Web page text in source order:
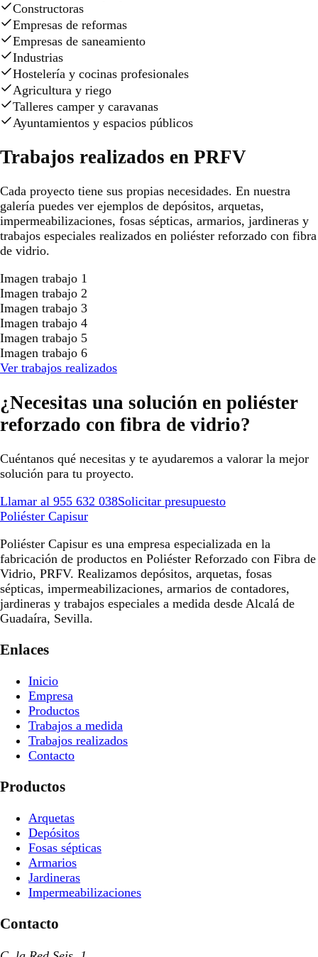
Constructoras
Empresas de reformas
Empresas de saneamiento
Industrias
Hostelería y cocinas profesionales
Agricultura y riego
Talleres camper y caravanas
Ayuntamientos y espacios públicos
Trabajos realizados en PRFV
Cada proyecto tiene sus propias necesidades. En nuestra
galería puedes ver ejemplos de depósitos, arquetas,
impermeabilizaciones, fosas sépticas, armarios, jardineras y
trabajos especiales realizados en poliéster reforzado con fibra
de vidrio.
Imagen trabajo 1
Imagen trabajo 2
Imagen trabajo 3
Imagen trabajo 4
Imagen trabajo 5
Imagen trabajo 6
Ver trabajos realizados
¿Necesitas una solución en poliéster
reforzado con fibra de vidrio?
Cuéntanos qué necesitas y te ayudaremos a valorar la mejor
solución para tu proyecto.
Llamar al 955 632 038Solicitar presupuesto
Poliéster Capisur
Poliéster Capisur es una empresa especializada en la
fabricación de productos en Poliéster Reforzado con Fibra de
Vidrio, PRFV. Realizamos depósitos, arquetas, fosas
sépticas, impermeabilizaciones, armarios de contadores,
jardineras y trabajos especiales a medida desde Alcalá de
Guadaíra, Sevilla.
Enlaces
Inicio
Empresa
Productos
Trabajos a medida
Trabajos realizados
Contacto
Productos
Arquetas
Depósitos
Fosas sépticas
Armarios
Jardineras
Impermeabilizaciones
Contacto